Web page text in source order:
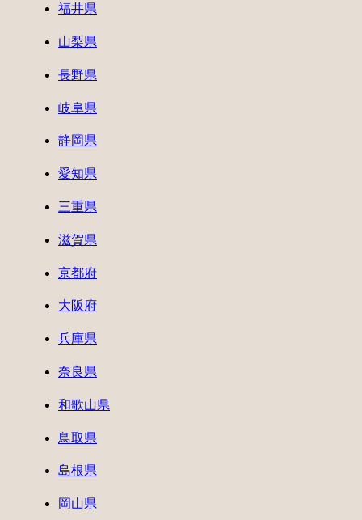
福井県
山梨県
長野県
岐阜県
静岡県
愛知県
三重県
滋賀県
京都府
大阪府
兵庫県
奈良県
和歌山県
鳥取県
島根県
岡山県